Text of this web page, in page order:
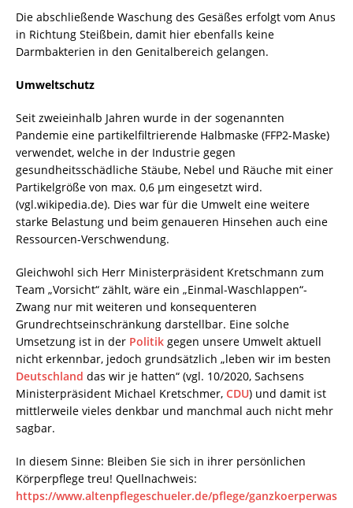
Die abschließende Waschung des Gesäßes erfolgt vom Anus
in Richtung Steißbein, damit hier ebenfalls keine
Darmbakterien in den Genitalbereich gelangen.
Umweltschutz
Seit zweieinhalb Jahren wurde in der sogenannten
Pandemie eine partikelfiltrierende Halbmaske (FFP2-Maske)
verwendet, welche in der Industrie gegen
gesundheitsschädliche Stäube, Nebel und Räuche mit einer
Partikelgröße von max. 0,6 μm eingesetzt wird.
(vgl.wikipedia.de). Dies war für die Umwelt eine weitere
starke Belastung und beim genaueren Hinsehen auch eine
Ressourcen-Verschwendung.
Gleichwohl sich Herr Ministerpräsident Kretschmann zum
Team „Vorsicht“ zählt, wäre ein „Einmal-Waschlappen“-
Zwang nur mit weiteren und konsequenteren
Grundrechtseinschränkung darstellbar. Eine solche
Umsetzung ist in der Politik gegen unsere Umwelt aktuell
nicht erkennbar, jedoch grundsätzlich „leben wir im besten
Deutschland das wir je hatten“ (vgl. 10/2020, Sachsens
Ministerpräsident Michael Kretschmer, CDU) und damit ist
mittlerweile vieles denkbar und manchmal auch nicht mehr
sagbar.
In diesem Sinne: Bleiben Sie sich in ihrer persönlichen
Körperpflege treu! Quellnachweis:
https://www.altenpflegeschueler.de/pflege/ganzkoerperwas